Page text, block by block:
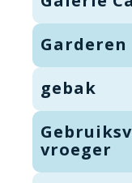
Garderen
gebak
vroeger